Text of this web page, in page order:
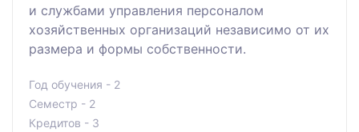
и службами управления персоналом
хозяйственных организаций независимо от их
размера и формы собственности.
Год обучения - 2
Семестр - 2
Кредитов - 3